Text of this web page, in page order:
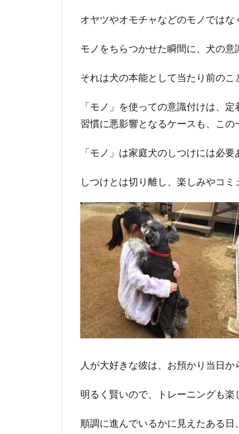
オヤツやオモチャなどのモノではな
モノをちらつかせた瞬間に、犬の意
それは犬の本能として当たり前のこ
「モノ」を使っての意識付けは、
習慣に悪影響となるケースも、この
「モノ」は家庭犬のしつけには必要
しつけとは切り離し、楽しみやコ
人が大好きな彼は、お預かり当日か
明るく賢いので、トレーニングも楽
順調に進んでいるかに見えたある日